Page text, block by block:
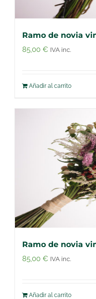
Ramo de novia
85,00 € IVA inc.
Añadir al carrito
Ramo de novia
85,00 € IVA inc.
Añadir al carrito